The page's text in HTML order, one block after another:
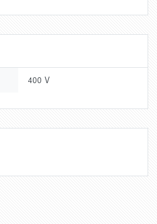
400 V